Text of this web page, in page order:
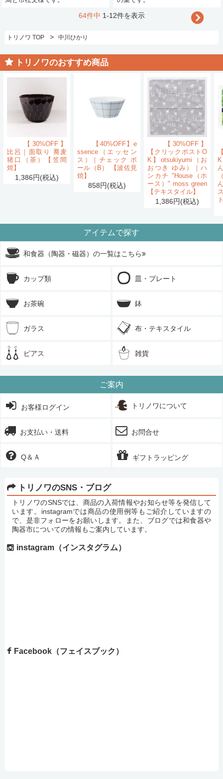
64件中 1-12件を表示
トリノワ TOP > 中川ひかり
トリノワのおすすめ商品
【30%OFF】
比呂｜面取り 蕎麦
猪口（茶）【笠間
焼】
1,386円(税込)
【40%OFF】e
ssence（エッセン
ス）｜チェック ボ
ール（B） 【波佐見
焼】
858円(税込)
【30%OFF】
【クリックポストO
K】otsukiyumi（お
おつき ゆみ）｜ハ
ンカチ "House（ホ
ース）" moss green
【テキスタイル】
1,386円(税込)
アイテムで探す
和食器（陶器・磁器）の一覧はこちら
カップ類 皿・プレート
お茶碗 鉢
ガラス 布・テキスタイル
ピアス 雑貨
ご案内
お客様ログイン トリノワについて
お支払い・送料 お問合せ
Q＆Ａ ギフトラッピング
トリノワのSNS・ブログ
トリノワのSNSでは、商品の入荷情報やお知らせ等を発信して
います。instagramでは商品の使用例等もご紹介していますの
で、是非フォローをお願いします。また、ブログでは和食器や
陶器市についての情報もご案内しています。
instagram（インスタグラム）
Facebook（フェイスブック）